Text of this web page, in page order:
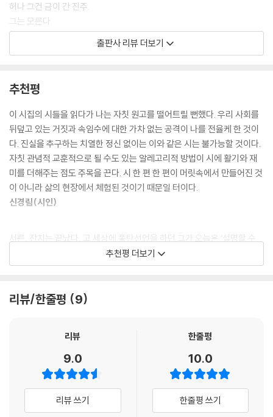
허나 그건 금이 간 진주.
그는 모른다.
내 서랍 속엔 더 맑고 흠 없는 진주가 잠자고 있으니
‘돼지’와 ‘여우’, 그리고 ‘진주’로 비유되는 탐욕과 교활, 그리고 숨겨진 순수
의 구조는 돼지와 여우, 진주의 러브 스토리로 풍자된다(〈비극의 시작〉,
〈여우와 진주의 러브스토리〉). 진주를 탐내는 돼지와 여우의 탐욕스러움과
교활함은 진주를 은근히 유혹하는 대목에서 극에 달한다. 돼지와 여우, 진
주를 어떻게 해석하느냐에 따라 다양한 층위로 읽힐 수 있다. 시인은 이러
한 이야기 구조를 통해 돼지와 여우로 상징되는 대상들에게 정파를 가리지
않고 비판의 화살을 겨눈다. 위선에 가득 찬 지식인들뿐 아니라 보수와 진
보를 망라한 일부 세력의 횡포와 탐욕도, 폭압적인 북한 정권도, 미국 제국
내 앨범에는 이십대가 없다
입학식과 졸업식만 있지 중간이 텅 비었다
셔터를 누르는 몇 초 만이라도 편안히 멈추어
누가 누구와 친한 증거를 남기지 않으려
싱그러우며 황폐했던 청춘을 기념하지 않았다.
_〈대학시절 사진을 달라는 기자에게〉에서
‘돼지들에게’ 연작이 폭력과 억압에 저항하는 시인의 면모를 드러내주었다
출판사 리뷰 더보기
추천평
이 시집의 시들을 읽다가 나는 자칫 원고를 떨어트릴 뻔했다. 우리 사회를
뒤덮고 있는 거짓과 속임수에 대한 가차 없는 공격이 나를 전율케 한 것이
다. 진실을 추구하는 치열한 정신 없이는 이와 같은 시는 불가능할 것이다.
자칫 관념적 교훈적으로 될 수도 있는 알레고리적 방법이 시에 활기와 재
미를 더해주는 점도 주목을 끈다. 시 한 편 한 편이 머릿속에서 만들어진 것
이 아니라 삶의 현장에서 체험된 것이기 때문일 터이다.
신경림(시인)
서른, 잔치는 끝났다, 고 세상에 폭탄선언을 하던 그가 오늘은 ‘설명할 수
없는 것들은 멀리서 빛난다’고 한다. 그럴 때 그의 시편들은 형태 없는 아름
다움 같고 단단한 허무 같다. 생은 풀리지 않는 방정식이라는 그의 시 속에
늘하게 박히지 않는 이 시대에 최영미는, 죄가 있다면 세상을 사랑한 죄밖
추천평 더보기
리뷰/한줄평 9
리뷰
9.0
리뷰 쓰기
한줄평
10.0
한줄평 쓰기